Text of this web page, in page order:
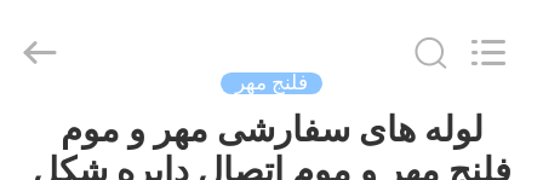
خانه
TRADE
CO.,LTD.
فلنج مهر
لوله های سفارشی مهر و موم
فلنج مهر و موم اتصال دایره شکل